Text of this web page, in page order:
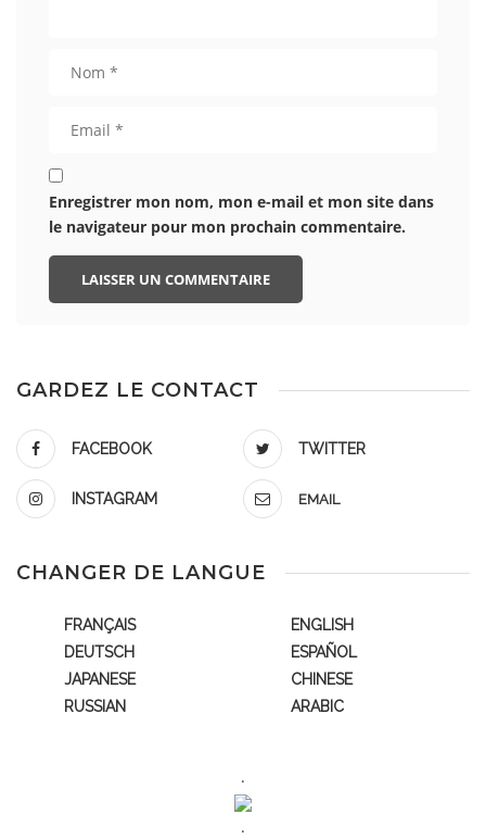
Enregistrer mon nom, mon e-mail et mon site dans
le navigateur pour mon prochain commentaire.
GARDEZ LE CONTACT
FACEBOOK TWITTER
INSTAGRAM EMAIL
CHANGER DE LANGUE
FRANÇAIS
ENGLISH
DEUTSCH
ESPAÑOL
JAPANESE
CHINESE
RUSSIAN
ARABIC
.
.